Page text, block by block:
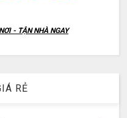
- TẬN NHÀ NGAY
RẺ